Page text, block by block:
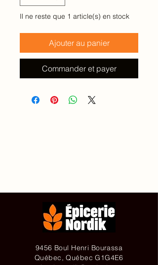
Il ne reste que 1 article(s) en stock
Ajouter au panier
Commander et payer
9456 Boul Henri Bourassa
Québec, Québec G1G4E6